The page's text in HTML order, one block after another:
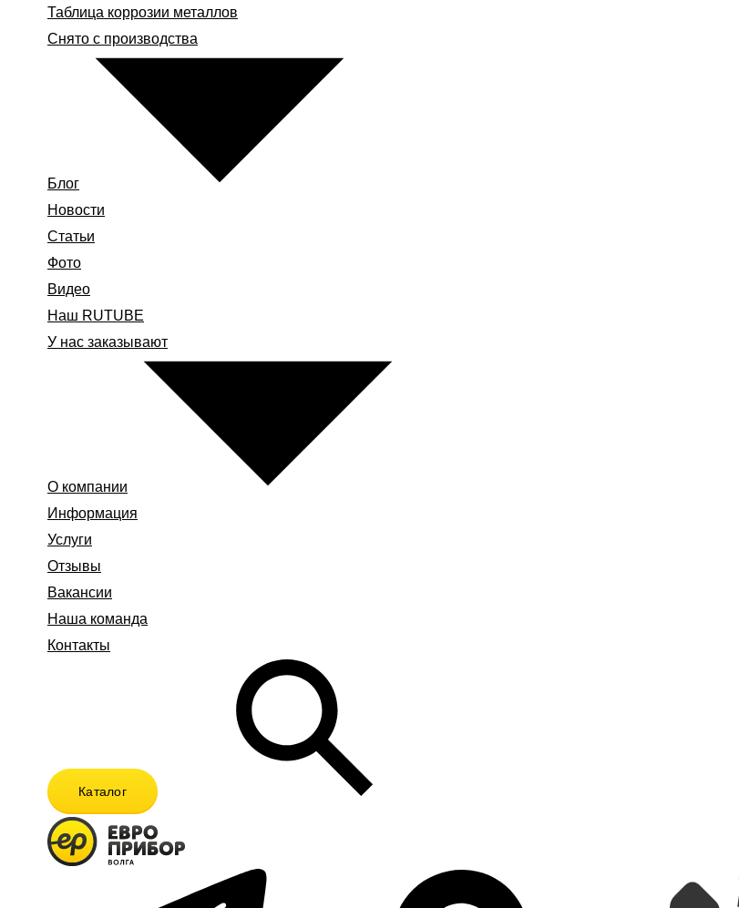
Таблица коррозии металлов
Снято с производства
Блог
Новости
Статьи
Фото
Видео
Наш RUTUBE
У нас заказывают
О компании
Информация
Услуги
Отзывы
Вакансии
Наша команда
Контакты
Каталог